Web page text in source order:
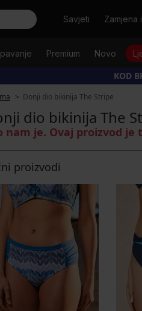
TražitiSavjeti Zamjena
Premium Novo
KOD
Donji dio bikinija The Stripe
dio bikinija The
nam je. Ovaj proizvod
proizvodi